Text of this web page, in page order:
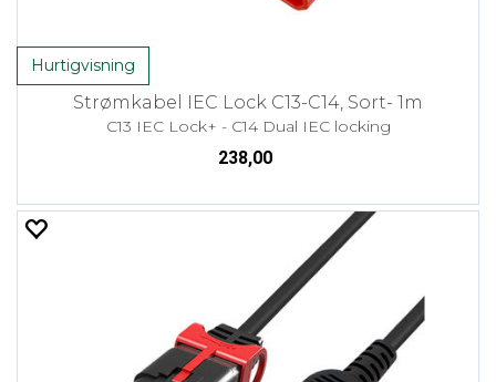
Hurtigvisning
Strømkabel IEC Lock C13-C14, Sort- 1m
C13 IEC Lock+ - C14 Dual IEC locking
238,00